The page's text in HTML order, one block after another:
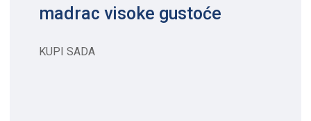
madrac visoke gustoće
KUPI SADA